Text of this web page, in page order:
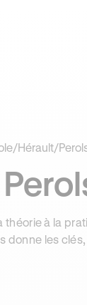
SUR VOTRE
/Hérault/
théorie à la
donne les